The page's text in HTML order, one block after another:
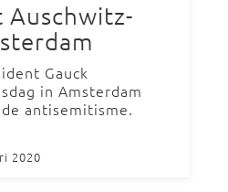
Auschwitz-
Gauck
in Amsterdam
antisemitisme.
2020